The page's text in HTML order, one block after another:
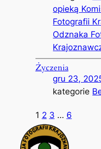
opieką
Fotografii
Odznaka
Życzenia
gru 23,
kategorie
1 2 3 … 6